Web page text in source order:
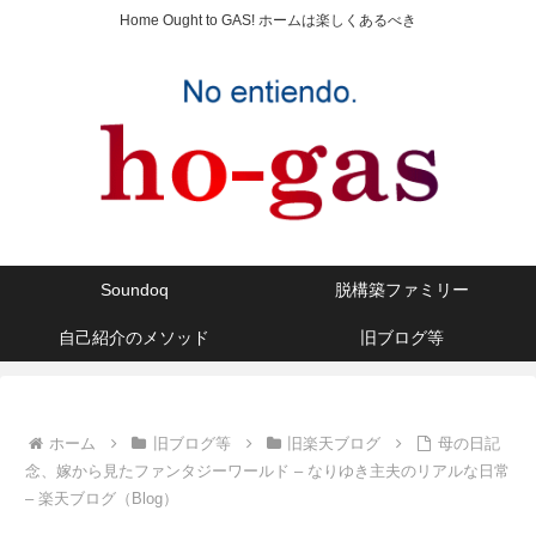
Home Ought to GAS! ホームは楽しくあるべき
Soundoq 脱構築ファミリー
自己紹介のメソッド 旧ブログ等
ホーム 旧ブログ等 旧楽天ブログ
母の日記
念、嫁から見たファンタジーワールド – なりゆき主夫のリアルな日常
– 楽天ブログ（Blog）